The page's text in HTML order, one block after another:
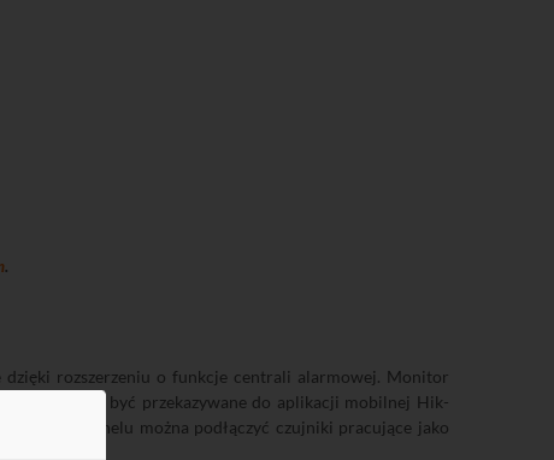
.
dzięki rozszerzeniu o funkcje centrali alarmowej. Monitor
mogą być przekazywane do aplikacji mobilnej Hik-
Do panelu można podłączyć czujniki pracujące jako